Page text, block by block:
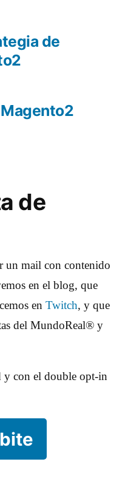
de
de
un mail con contenido
en el blog, que
en Twitch, y que
del MundoReal® y
y con el double opt-in